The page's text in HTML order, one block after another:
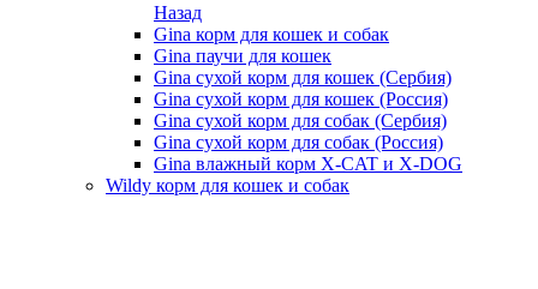
Назад
Gina корм для кошек и собак
Gina паучи для кошек
Gina сухой корм для кошек (Сербия)
Gina сухой корм для кошек (Россия)
Gina сухой корм для собак (Сербия)
Gina сухой корм для собак (Россия)
Gina влажный корм X-CAT и X-DOG
Wildy корм для кошек и собак